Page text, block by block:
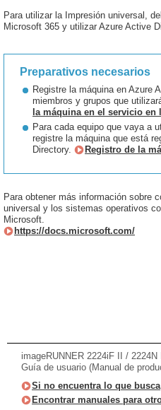
Para utilizar la Impresión universal,
Microsoft 365 y utilizar Azure Active
Preparativos necesarios
Registre la máquina en Azure
miembros y grupos que
la máquina en el servicio en
Para cada equipo que vaya a
registre la máquina que está
Directory.
Registro de la
Para obtener más información sobre
universal y los sistemas operativos
Microsoft.
https://docs.microsoft.com/
imageRUNNER 2224iF II / 2224N II
Guía de usuario (Manual de
Si no encuentra lo que
Encontrar manuales para